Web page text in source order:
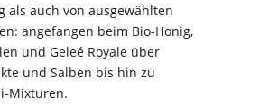
als auch von ausgewählten
angefangen beim Bio-Honig,
und Geleé Royale über
und Salben bis hin zu
Mixturen.